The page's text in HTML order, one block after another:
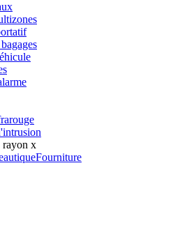
Fourniture